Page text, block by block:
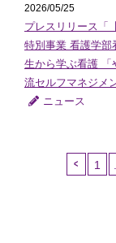
2026/05/25
プレスリリース「
特別事業 看護学部
生から学ぶ看護 「
流セルフマネジメ
ニュース
1